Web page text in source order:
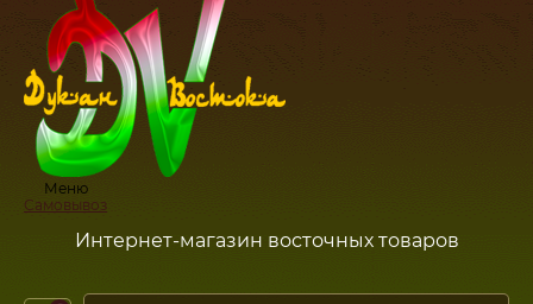
Меню
Самовывоз
Интернет-магазин восточных товаров